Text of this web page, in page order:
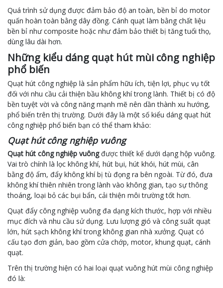
Quá trình sử dụng được đảm bảo độ an toàn, bền bỉ do motor
quấn hoàn toàn bằng dây đồng. Cánh quạt làm bằng chất liệu
bền bỉ như composite hoặc như đảm bảo thiết bị tăng tuổi thọ,
dùng lâu dài hơn.
Những kiểu dáng quạt hút mùi công nghiệp
phổ biến
Quạt hút công nghiệp là sản phẩm hữu ích, tiện lợi, phục vụ tốt
đối với nhu cầu cải thiện bầu không khí trong lành. Thiết bị có độ
bền tuyệt vời và công năng mạnh mẽ nên dần thành xu hướng,
phổ biến trên thị trường. Dưới đây là một số kiểu dáng quạt hút
công nghiệp phổ biến bạn có thể tham khảo:
Quạt hút công nghiệp vuông
Quạt hút công nghiệp vuôngđược thiết kế dưới dạng hộp vuông.
Vai trò chính là lọc không khí, hút bụi, hút khói, hút mùi, cân
bằng độ ẩm, đẩy không khí bị tù đọng ra bên ngoài. Từ đó, đưa
không khí thiên nhiên trong lành vào không gian, tạo sự thông
thoáng, loại bỏ các bụi bẩn, cải thiện môi trường tốt hơn.
Quạt đẩy công nghiệp vuông đa dạng kích thước, hợp với nhiều
mục đích và nhu cầu sử dụng. Lưu lượng gió và công suất quạt
lớn, hút sạch không khí trong không gian nhà xưởng. Quạt có
cấu tạo đơn giản, bao gồm cửa chớp, motor, khung quạt, cánh
quạt.
Trên thị trường hiện có hai loại quạt vuông hút mùi công nghiệp
đó là: